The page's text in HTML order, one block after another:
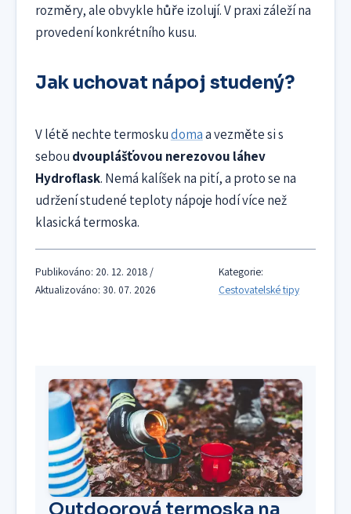
rozměry, ale obvykle hůře izolují. V praxi záleží na
provedení konkrétního kusu.
Jak uchovat nápoj studený?
V létě nechte termoskudomaa vezměte si s
sebou dvouplášťovou nerezovou láhev
Hydroflask. Nemá kalíšek na pití, a proto se na
udržení studené teploty nápoje hodí více než
klasická termoska.
Publikováno: 20. 12. 2018 /
Aktualizováno: 30. 07. 2026
Kategorie:
Cestovatelské tipy
Outdoorová termoska na